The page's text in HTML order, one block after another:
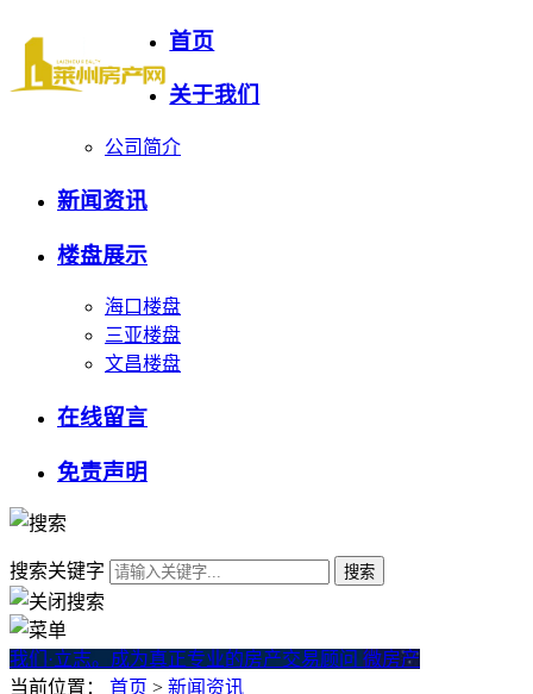
首页
关于我们
公司简介
新闻资讯
楼盘展示
海口楼盘
三亚楼盘
文昌楼盘
在线留言
免责声明
搜索关键字
我们·立志。成为真正专业的房产交易顾问 微房产
当前位置： 首页 > 新闻资讯